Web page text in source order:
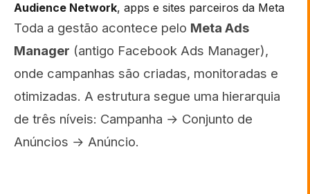
Audience Network, apps e sites parceiros da Meta
Toda a gestão acontece pelo Meta Ads
Manager (antigo Facebook Ads Manager),
onde campanhas são criadas, monitoradas e
otimizadas. A estrutura segue uma hierarquia
de três níveis: Campanha → Conjunto de
Anúncios → Anúncio.